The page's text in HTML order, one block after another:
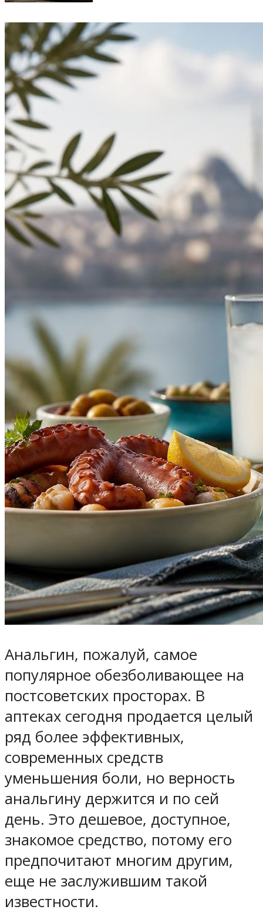
Анальгин, пожалуй, самое
популярное обезболивающее на
постсоветских просторах. В
аптеках сегодня продается целый
ряд более эффективных,
современных средств
уменьшения боли, но верность
анальгину держится и по сей
день. Это дешевое, доступное,
знакомое средство, потому его
предпочитают многим другим,
еще не заслужившим такой
известности.